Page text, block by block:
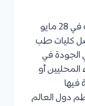
تم إنشاء كلية طب الأسنان جامعة الكويت في 28 مايو
أفضل كليات طب
الجودة في
أو
فيها
دول العالم